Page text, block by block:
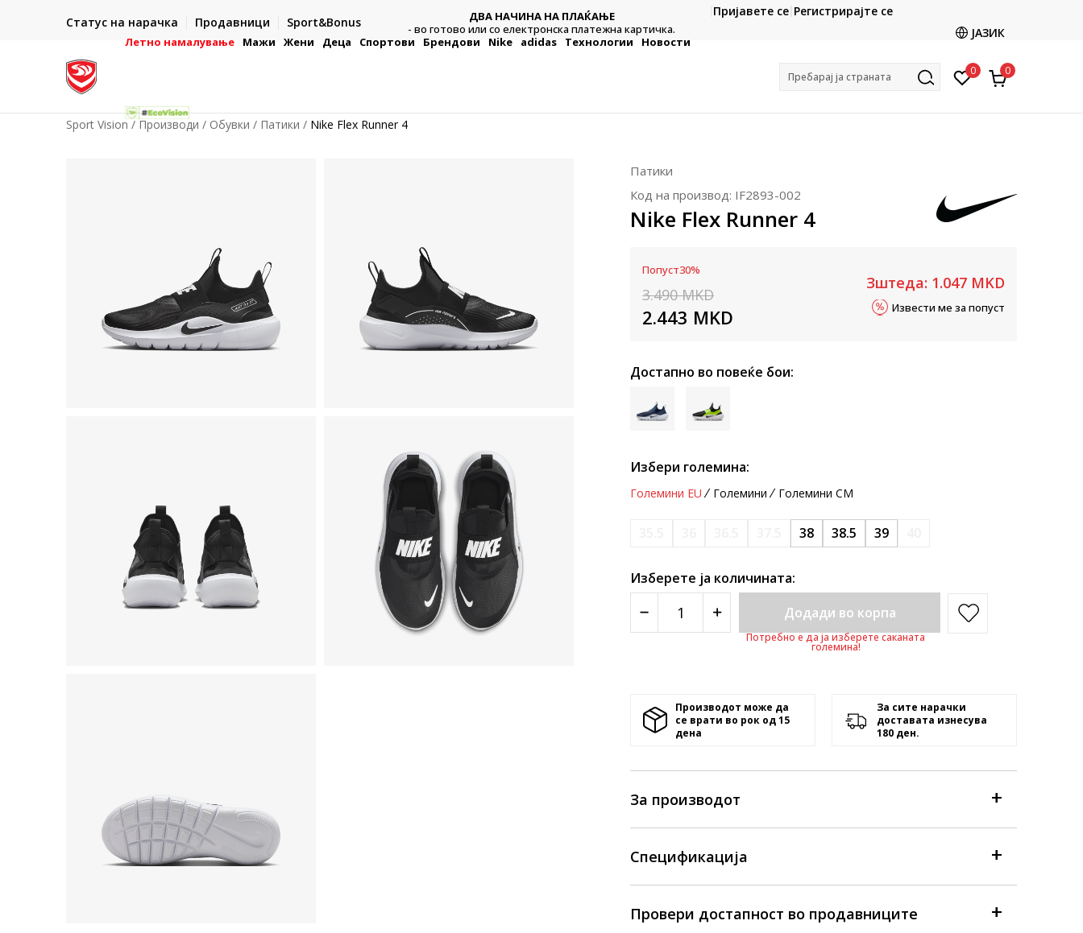
Статус на нарачка Продавници Sport&Bonus
- на сите нарачки во готово или со електронска платежна
ДВА НАЧИНА НА ПЛАЌАЊЕ
- во готово или со електронска платежна картичка.
CLICK & COLLECT
Платете со картичка online и подигнете во продавницата
Пријавете се Регистрирајте се
ЈАЗИК
Летно намалување Мажи Жени Деца Спортови Брендови Nike adidas Технологии Новости
Пребарај ја страната 0 0
Sport Vision Производи Обувки Патики Nike Flex Runner 4
Патики
Код на производ: IF2893-002
Nike Flex Runner 4
Попуст30%
3.490 MKD
2.443 MKD
Зштеда: 1.047 MKD
Извести ме за попуст
Достапно во повеќе бои:
Избери големина:
Големини EU Големини Големини CM
38 38.5 39
Изберете ја количината:
Додади во корпа
Потребно е да ја изберете саканата
големина!
Производот може да
се врати во рок од 15
денa
За сите нарачки
доставата изнесува
180 ден.
За производот
Спецификација
Провери достапност во продавниците